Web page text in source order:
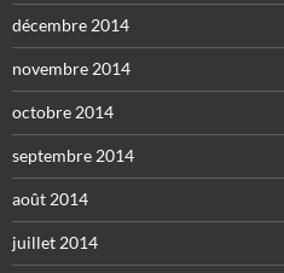
décembre 2014
novembre 2014
octobre 2014
septembre 2014
août 2014
juillet 2014